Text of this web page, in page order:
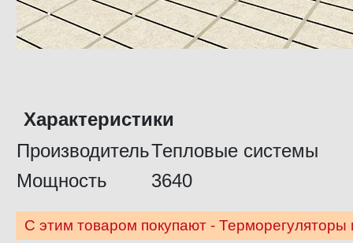
Характеристики
ПроизводительТепловые системы
Мощность
3640
С этим товаром покупают - Терморегуляторы